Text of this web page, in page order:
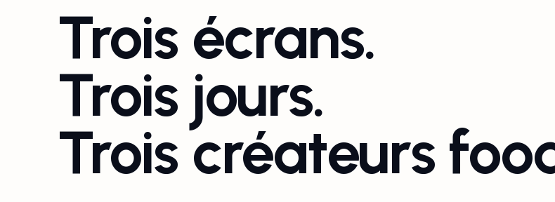
Trois écrans.
Trois jours.
Trois créateurs